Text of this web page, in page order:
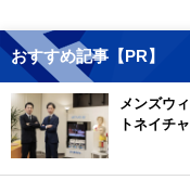
おすすめ記事【PR】
メンズウ
トネイチ